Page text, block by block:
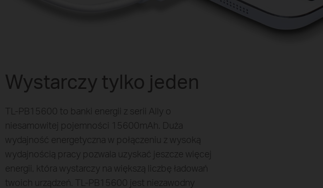
Wystarczy tylko jeden
TL-PB15600 to banki energii z serii Ally o
niesamowitej pojemności 15600mAh. Duża
wydajność energetyczna w połączeniu z wysoką
wydajnością pracy pozwala uzyskać jeszcze więcej
energii, która wystarczy na większą liczbę ładowań
twoich urządzeń. TL-PB15600 jest niezawodny